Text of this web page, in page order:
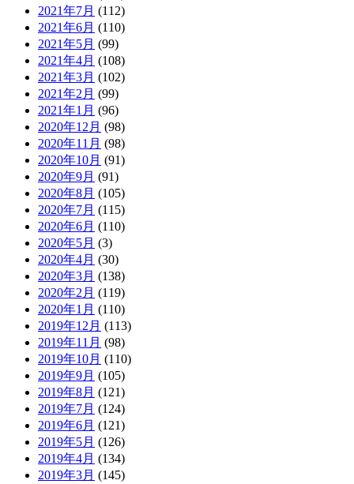
2021年7月 (112)
2021年6月 (110)
2021年5月 (99)
2021年4月 (108)
2021年3月 (102)
2021年2月 (99)
2021年1月 (96)
2020年12月 (98)
2020年11月 (98)
2020年10月 (91)
2020年9月 (91)
2020年8月 (105)
2020年7月 (115)
2020年6月 (110)
2020年5月 (3)
2020年4月 (30)
2020年3月 (138)
2020年2月 (119)
2020年1月 (110)
2019年12月 (113)
2019年11月 (98)
2019年10月 (110)
2019年9月 (105)
2019年8月 (121)
2019年7月 (124)
2019年6月 (121)
2019年5月 (126)
2019年4月 (134)
2019年3月 (145)